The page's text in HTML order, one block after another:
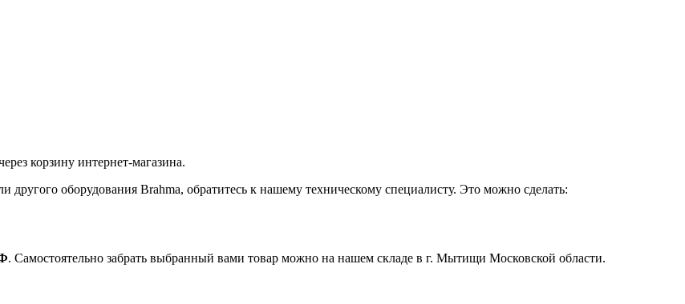
корзину интернет-магазина.
оборудования Brahma, обратитесь к нашему техническому специалисту. Это можно сделать:
. Самостоятельно забрать выбранный вами товар можно на нашем складе в г. Мытищи Московской области.